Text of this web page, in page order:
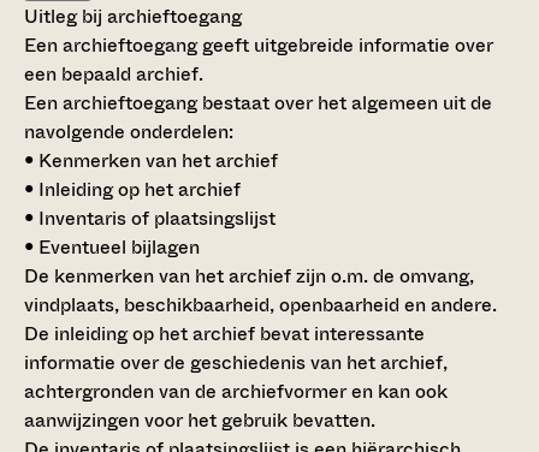
Uitleg bij archieftoegang
Een archieftoegang geeft uitgebreide informatie over
een bepaald archief.
Een archieftoegang bestaat over het algemeen uit de
navolgende onderdelen:
• Kenmerken van het archief
• Inleiding op het archief
• Inventaris of plaatsingslijst
• Eventueel bijlagen
De kenmerken van het archief zijn o.m. de omvang,
vindplaats, beschikbaarheid, openbaarheid en andere.
De inleiding op het archief bevat interessante
informatie over de geschiedenis van het archief,
achtergronden van de archiefvormer en kan ook
aanwijzingen voor het gebruik bevatten.